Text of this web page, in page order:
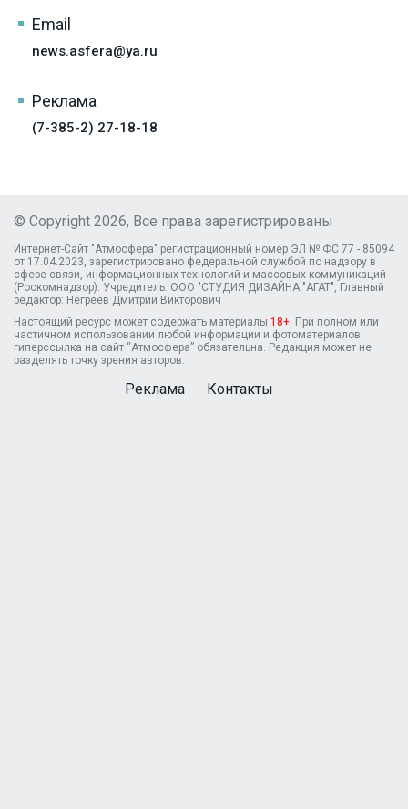
Email
news.asfera@ya.ru
Реклама
(7-385-2) 27-18-18
© Copyright 2026, Все права зарегистрированы
Интернет-Сайт "Атмосфера" регистрационный номер ЭЛ № ФС 77 - 85094
от 17.04.2023, зарегистрировано федеральной службой по надзору в
сфере связи, информационных технологий и массовых коммуникаций
(Роскомнадзор). Учредитель: ООО "СТУДИЯ ДИЗАЙНА "АГАТ", Главный
редактор: Негреев Дмитрий Викторович
Настоящий ресурс может содержать материалы 18+ . При полном или
частичном использовании любой информации и фотоматериалов
гиперссылка на сайт “Атмосфера” обязательна. Редакция может не
разделять точку зрения авторов.
Реклама Контакты